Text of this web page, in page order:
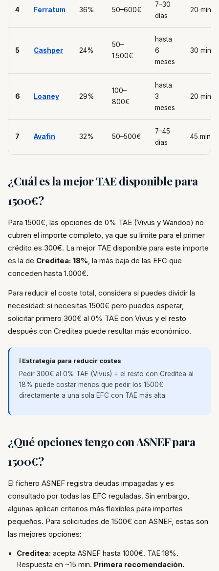
4 Ferratum 36% 50–600€
7–30
días
20 min
5 Cashper 24%
50–
1.500€
hasta
6
meses
30 min
6 Loaney 29%
100–
800€
hasta
3
meses
20 min
7 Avafin 32% 50–500€
7–45
días
45 min
¿Cuál es la mejor TAE disponible para
1500€?
Para 1500€, las opciones de 0% TAE (Vivus y Wandoo) no
cubren el importe completo, ya que su límite para el primer
crédito es 300€. La mejor TAE disponible para este importe
es la de Creditea: 18%, la más baja de las EFC que
conceden hasta 1.000€.
Para reducir el coste total, considera si puedes dividir la
necesidad: si necesitas 1500€ pero puedes esperar,
solicitar primero 300€ al 0% TAE con Vivus y el resto
después con Creditea puede resultar más económico.
ℹ️ Estrategia para reducir costes
Pedir 300€ al 0% TAE (Vivus) + el resto con Creditea al
18% puede costar menos que pedir los 1500€
directamente a una sola EFC con TAE más alta.
¿Qué opciones tengo con ASNEF para
1500€?
El fichero ASNEF registra deudas impagadas y es
consultado por todas las EFC reguladas. Sin embargo,
algunas aplican criterios más flexibles para importes
pequeños. Para solicitudes de 1500€ con ASNEF, estas son
las mejores opciones:
Creditea: acepta ASNEF hasta 1000€. TAE 18%.
Respuesta en ~15 min. Primera recomendación.